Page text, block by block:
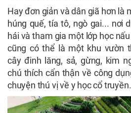
Hay đơn giản và dân giã hơn là
húng quế, tía tô, ngò gai... nơi
hái và tham gia một lớp học
cũng có thể là một khu vườn
cây đinh lăng, sả, gừng, kim
chú thích cẩn thận về công
chuyện thú vị về y học cổ truyền.